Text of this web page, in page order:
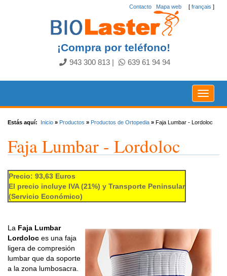
[ français ]
Contacto Mapa web
¡Compra por teléfono!
943 300 813 639 61 94 94
Toggle
Estás aquí: Inicio » Productos » Productos de Ortopedia » Faja Lumbar - Lordoloc
Faja Lumbar - Lordoloc
Precio: 93,63 Euros
El precio incluye IVA (21%) y Transporte Peninsular
(Servicio Económico)
La Faja Lumbar
Lordoloc es una faja
ligera de compresión
lumbar que da soporte
a la zona lumbosacra.